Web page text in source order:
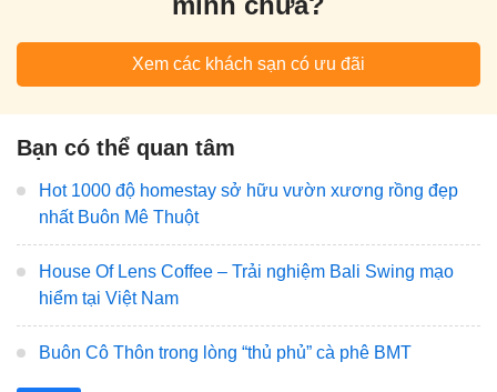
Xem các khách sạn có ưu đãi
Bạn có thể quan tâm
Hot 1000 độ homestay sở hữu vườn xương rồng đẹp
nhất Buôn Mê Thuột
House Of Lens Coffee – Trải nghiệm Bali Swing mạo
hiểm tại Việt Nam
Buôn Cô Thôn trong lòng “thủ phủ” cà phê BMT